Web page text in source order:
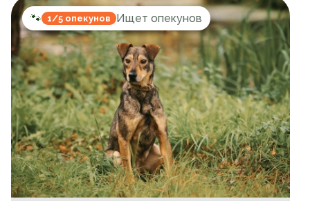
🐾 1/5 опекунов Ищет опекунов